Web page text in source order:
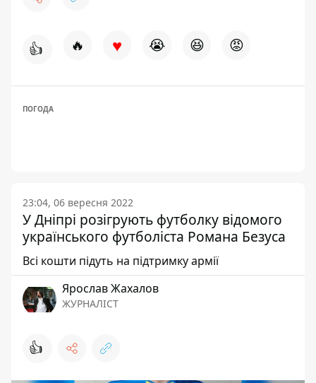
👍 🔥 ♥ 😭 😆 😡
ПОГОДА
23:04, 06 вересня 2022
У Дніпрі розігрують футболку відомого
українського футболіста Романа Безуса
Всі кошти підуть на підтримку армії
Ярослав Жахалов
ЖУРНАЛІСТ
👍